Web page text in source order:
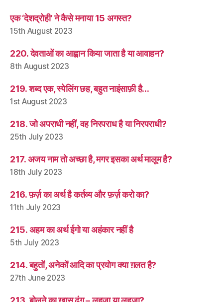
एक ‘देशद्रोही’ ने कैसे मनाया 15 अगस्त?
15th August 2023
220. देवताओं का आह्वान किया जाता है या आवाहन?
8th August 2023
219. शब्द एक, स्पेलिंग छह, बहुत नाइंसाफ़ी है…
1st August 2023
218. जो अपराधी नहीं, वह निरपराध है या निरपराधी?
25th July 2023
217. अजय नाम तो अच्छा है, मगर इसका अर्थ मालूम है?
18th July 2023
216. फ़र्ज़ का अर्थ है कर्तव्य और फ़र्ज़ करो का?
11th July 2023
215. अहम का अर्थ ईगो या अहंकार नहीं है
5th July 2023
214. बहुतों, अनेकों आदि का प्रयोग क्या ग़लत है?
27th June 2023